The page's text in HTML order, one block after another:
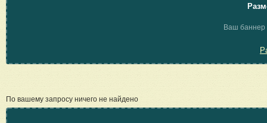
Ваш баннер
По вашему запросу ничего не найдено